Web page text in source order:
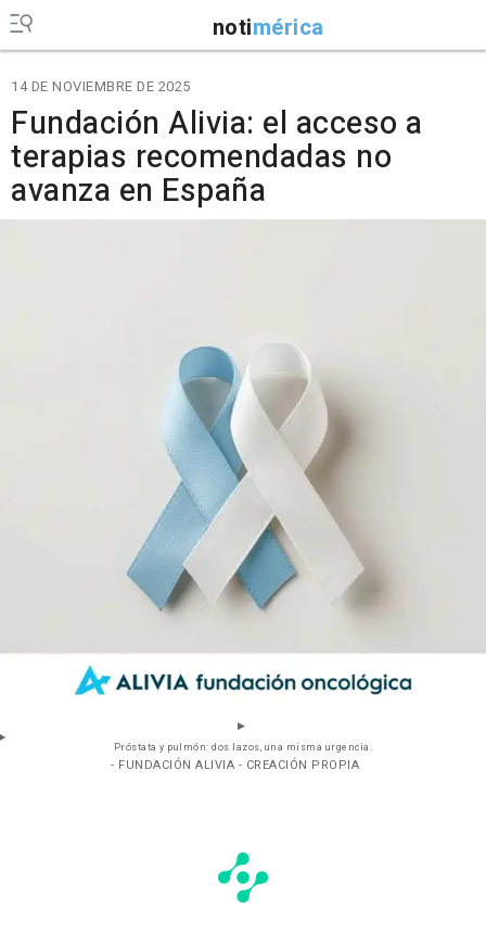
notimérica
14 DE NOVIEMBRE DE 2025
Fundación Alivia: el acceso a
terapias recomendadas no
avanza en España
Próstata y pulmón: dos lazos, una misma urgencia.
- FUNDACIÓN ALIVIA - CREACIÓN PROPIA